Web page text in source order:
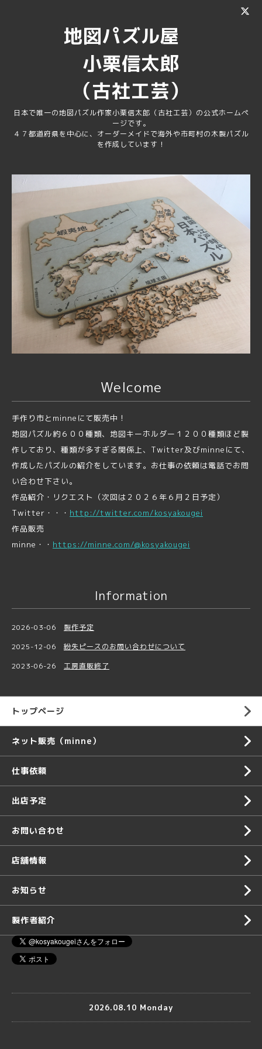
地図パズル屋
小栗信太郎
（古社工芸）
日本で唯一の地図パズル作家小栗信太郎（古社工芸）の公式ホームペ
ージです。
４７都道府県を中心に、オーダーメイドで海外や市町村の木製パズル
を作成しています！
Welcome
手作り市とminneにて販売中！
地図パズル約６００種類、地図キーホルダー１２００種類ほど製
作しており、種類が多すぎる関係上、Twitter及びminneにて、
作成したパズルの紹介をしています。お仕事の依頼は電話でお問
い合わせ下さい。
作品紹介・リクエスト（次回は２０２６年６月２日予定）
Twitter・・・ http://twitter.com/kosyakougei
作品販売
minne・・ https://minne.com/@kosyakougei
Information
2026-03-06
製作予定
2025-12-06
紛失ピースのお問い合わせについて
2023-06-26
工房直販終了
トップページ
ネット販売（minne）
仕事依頼
出店予定
お問い合わせ
店舗情報
お知らせ
製作者紹介
2026.08.10 Monday